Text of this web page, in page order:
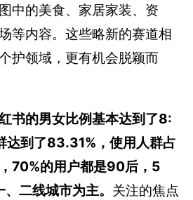
中的美食、家居家装、资
等内容。这些略新的赛道相
护领域，更有机会脱颖而
书的男女比例基本达到了8:
到了83.31%，使用人群占
70%的用户都是90后，5
二线城市为主。 关注的焦点